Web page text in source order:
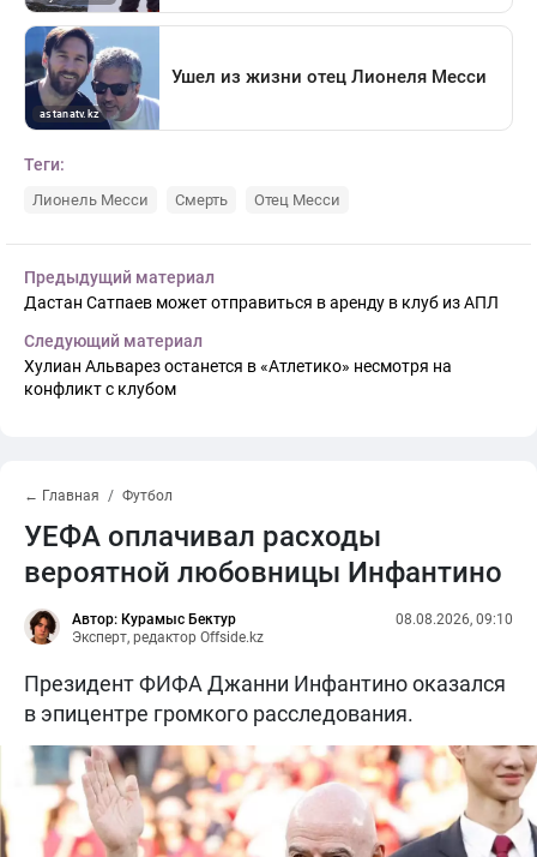
Теги:
Лионель Месси Смерть Отец Месси
Предыдущий материал
Дастан Сатпаев может отправиться в аренду в клуб из АПЛ
Следующий материал
Хулиан Альварез останется в «Атлетико» несмотря на
конфликт с клубом
← Главная Футбол
УЕФА оплачивал расходы
вероятной любовницы Инфантино
Автор: Курамыс Бектур
Эксперт, редактор Offside.kz
08.08.2026, 09:10
Президент ФИФА Джанни Инфантино оказался
в эпицентре громкого расследования.